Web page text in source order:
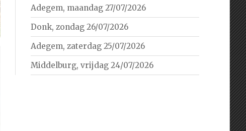
Adegem, maandag 27/07/2026
Donk, zondag 26/07/2026
Adegem, zaterdag 25/07/2026
Middelburg, vrijdag 24/07/2026